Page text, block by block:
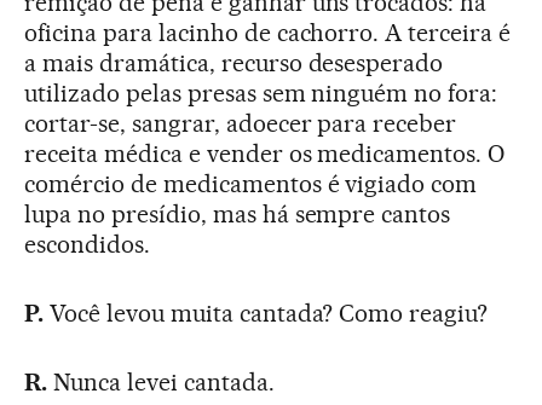
oficina para lacinho de cachorro. A terceira é
a mais dramática, recurso desesperado
utilizado pelas presas sem ninguém no fora:
cortar-se, sangrar, adoecer para receber
receita médica e vender os medicamentos. O
comércio de medicamentos é vigiado com
lupa no presídio, mas há sempre cantos
escondidos.
P. Você levou muita cantada? Como reagiu?
R. Nunca levei cantada.